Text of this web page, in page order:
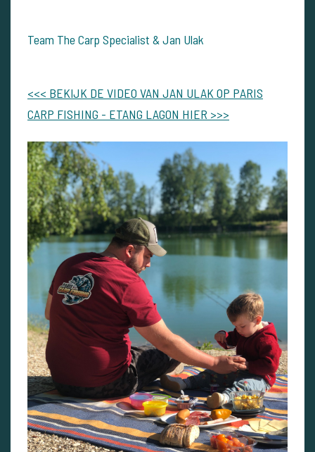
Team The Carp Specialist & Jan Ulak
<<< BEKIJK DE VIDEO VAN JAN ULAK OP PARIS
CARP FISHING - ETANG LAGON HIER >>>